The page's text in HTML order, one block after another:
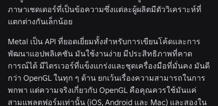
ภาษาเชดเดอร์ที่เป็นข้อความซึ่งแต่ละผู้ผลิตมีตัววิเคราะห์ที่
แตกต่างกันเล็กน้อย
Metal เป็น API ที่ยอดเยี่ยมทั้งสำหรับการเขียนโค้ดและการ
พัฒนาแอปพลิเคชัน มันใช้งานง่าย มีประสิทธิภาพที่คาด
การณ์ได้ มีไดรเวอร์ที่แข็งแกร่งและชุดเครื่องมือที่มั่นคง มันดี
กว่า OpenGL ในทุก ๆ ด้าน ยกเว้นเรื่องความสามารถในการ
พกพา แต่ความจริงเกี่ยวกับ OpenGL คือคุณควรใช้มันแค่
สามแพลตฟอร์มเท่านั้น (iOS, Android และ Mac) และสองใน